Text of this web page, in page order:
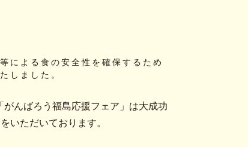
による食の安全性を確保するため
しました。
んばろう福島応援フェア」は大成功
いただいております。